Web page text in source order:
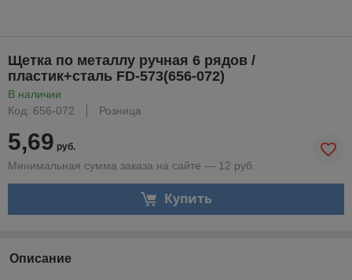
Щетка по металлу ручная 6 рядов /
пластик+сталь FD-573(656-072)
В наличии
Код: 656-072
Розница
5,69 руб.
Минимальная сумма заказа на сайте — 12 руб.
Купить
Описание